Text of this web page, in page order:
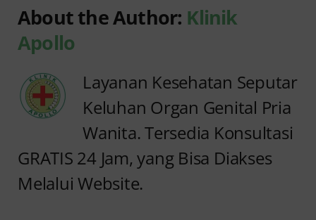
About the Author: Klinik
Apollo
Layanan Kesehatan Seputar
Keluhan Organ Genital Pria
Wanita. Tersedia Konsultasi
GRATIS 24 Jam, yang Bisa Diakses
Melalui Website.